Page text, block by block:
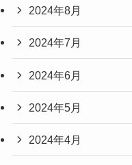
2024年8月
2024年7月
2024年6月
2024年5月
2024年4月